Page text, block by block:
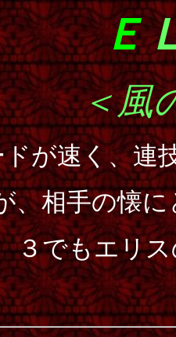
Ｅ
＜風
が速く、連
、相手の懐
３でもエリ